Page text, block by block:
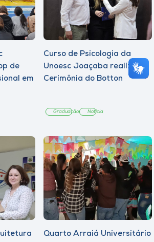
de
em
Curso de Psicologia da
Unoesc Joaçaba realiza 2ª
Cerimônia do Botton
Graduação Notícia
Quarto Arraiá Universitário